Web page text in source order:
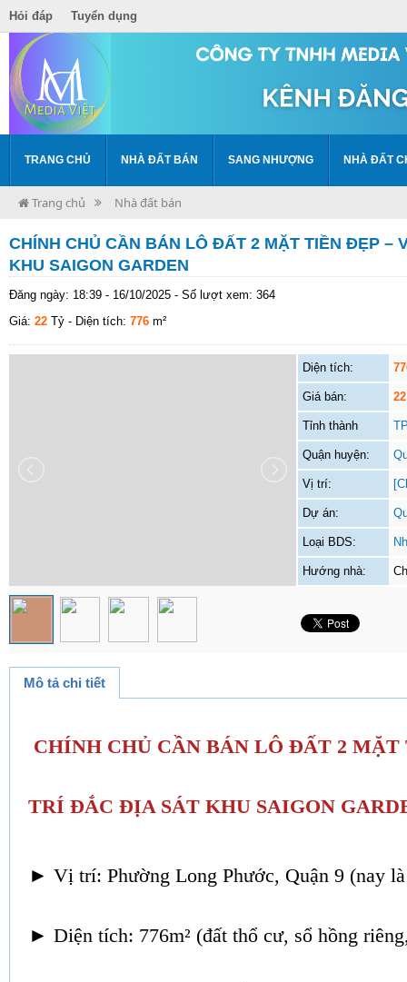
Hỏi đáp Tuyển dụng
TRANG CHỦ NHÀ ĐẤT BÁN SANG NHƯỢNG NHÀ ĐẤT
Trang chủ Nhà đất bán
CHÍNH CHỦ CẦN BÁN LÔ ĐẤT 2 MẶT TIỀN ĐẸP –
KHU SAIGON GARDEN
Đăng ngày: 18:39 - 16/10/2025 - Số lượt xem: 364
Giá: 22 Tỷ - Diện tích: 776 m²
Diện tích:
Giá bán: 22
Tỉnh thành
Quận huyện:
Vị trí:
Dự án:
Loại BDS:
Hướng nhà:
Mô tả chi tiết
CHÍNH CHỦ CẦN BÁN LÔ ĐẤT 2
TRÍ ĐẮC ĐỊA SÁT KHU SAIGON
► Vị trí: Phường Long Phước, Quận 9 (nay
► Diện tích: 776m² (đất thổ cư, sổ hồng